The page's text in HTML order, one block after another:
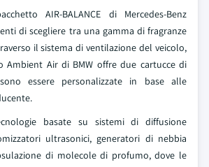
AIR-BALANCE di Mercedes-Benz
di scegliere tra una gamma di fragranze
il sistema di ventilazione del veicolo,
Ambient Air di BMW offre due cartucce di
essere personalizzate in base alle
basate su sistemi di diffusione
ultrasonici, generatori di nebbia
di molecole di profumo, dove le